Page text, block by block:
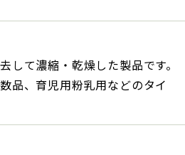
して濃縮・乾燥した製品です。
品、育児用粉乳用などのタイ